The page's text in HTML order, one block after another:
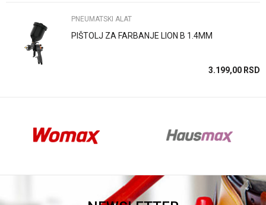
POŠALJI
PNEUMATSKI ALAT
PIŠTOLJ ZA FARBANJE LION B 1.4MM
3.199,00 RSD